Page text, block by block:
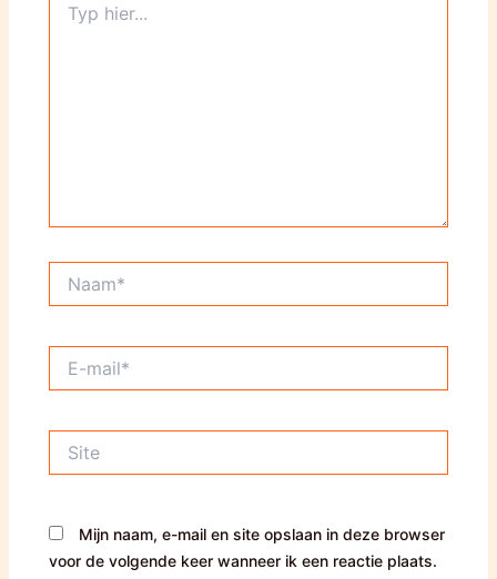
hier...
mail*
Mijn naam, e-mail en site opslaan in deze browser
voor de volgende keer wanneer ik een reactie plaats.